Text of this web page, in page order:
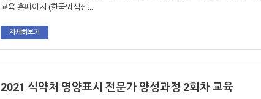
교육 홈페이지 (한국외식산...
자세히보기
2021 식약처 영양표시 전문가 양성과정 2회차 교육